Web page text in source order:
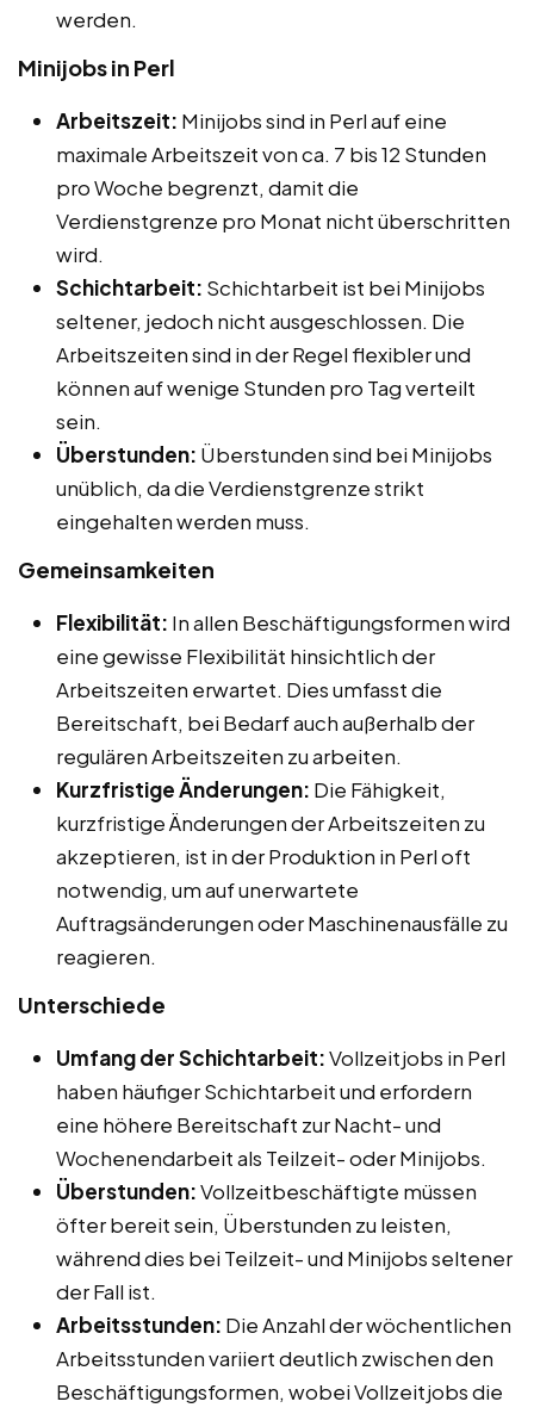
werden.
Minijobs in Perl
Arbeitszeit: Minijobs sind in Perl auf eine
maximale Arbeitszeit von ca. 7 bis 12 Stunden
pro Woche begrenzt, damit die
Verdienstgrenze pro Monat nicht überschritten
wird.
Schichtarbeit: Schichtarbeit ist bei Minijobs
seltener, jedoch nicht ausgeschlossen. Die
Arbeitszeiten sind in der Regel flexibler und
können auf wenige Stunden pro Tag verteilt
sein.
Überstunden: Überstunden sind bei Minijobs
unüblich, da die Verdienstgrenze strikt
eingehalten werden muss.
Gemeinsamkeiten
Flexibilität: In allen Beschäftigungsformen wird
eine gewisse Flexibilität hinsichtlich der
Arbeitszeiten erwartet. Dies umfasst die
Bereitschaft, bei Bedarf auch außerhalb der
regulären Arbeitszeiten zu arbeiten.
Kurzfristige Änderungen: Die Fähigkeit,
kurzfristige Änderungen der Arbeitszeiten zu
akzeptieren, ist in der Produktion in Perl oft
notwendig, um auf unerwartete
Auftragsänderungen oder Maschinenausfälle zu
reagieren.
Unterschiede
Umfang der Schichtarbeit:Vollzeitjobs in Perl
haben häufiger Schichtarbeit und erfordern
eine höhere Bereitschaft zur Nacht- und
Wochenendarbeit als Teilzeit- oder Minijobs.
Überstunden:Vollzeitbeschäftigte müssen
öfter bereit sein, Überstunden zu leisten,
während dies bei Teilzeit- und Minijobs seltener
der Fall ist.
Arbeitsstunden: Die Anzahl der wöchentlichen
Arbeitsstunden variiert deutlich zwischen den
Beschäftigungsformen, wobei Vollzeitjobs die